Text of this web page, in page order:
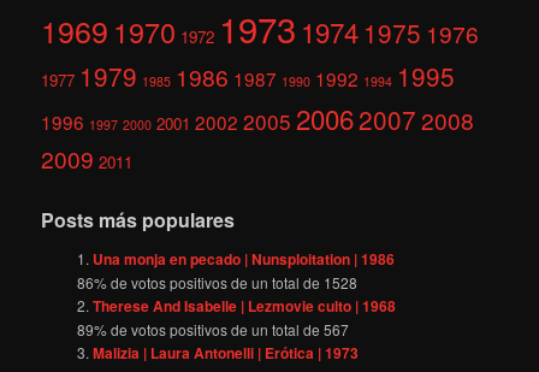
1969 1970 1972 1973 1974 1975 1976
1977 1979 1985 1986 1987 1990 1992 1994 1995
1996 1997 2000 2001 2002 2005 200620072008
2009 2011
Posts más populares
Una monja en pecado | Nunsploitation | 1986
86% de votos positivos de un total de 1528
Therese And Isabelle | Lezmovie culto | 1968
89% de votos positivos de un total de567
Malizia | Laura Antonelli | Erótica | 1973